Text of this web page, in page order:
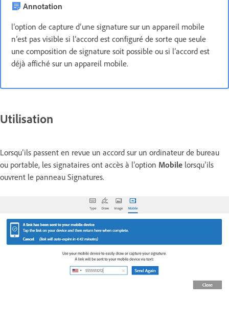
Annotation
l’option de capture d’une signature sur un appareil mobile
n’est pas visible si l’accord est configuré de sorte que seule
une composition de signature soit possible ou si l’accord est
déjà affiché sur un appareil mobile.
Utilisation
Lorsqu’ils passent en revue un accord sur un ordinateur de bureau
ou portable, les signataires ont accès à l’option Mobile lorsqu’ils
ouvrent le panneau Signatures.